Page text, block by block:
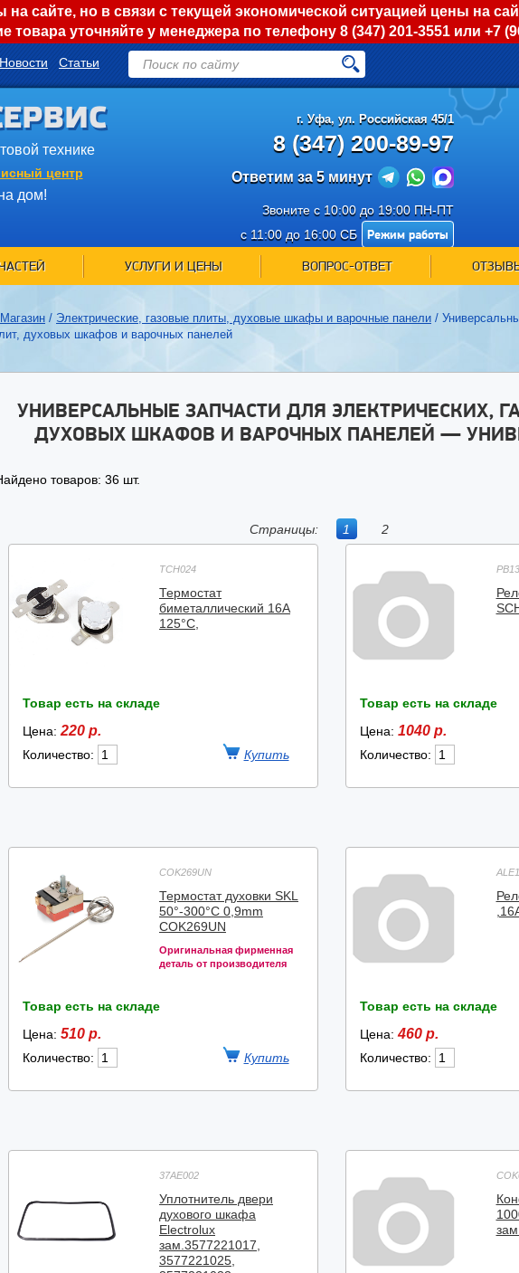
сайте, но в связи с текущей экономической ситуацией цены на
товара уточняйте у менеджера по телефону 8 (347) 201-3551или +7
Новости Статьи
технике
центр
дом!
г. Уфа, ул. Российская 45/1
8 (347) 200-89-97
Ответим за 5 минут
Звоните с 10:00 до 19:00 ПН-ПТ
с 11:00 до 16:00 СБ
Режим работы
УСЛУГИ И ЦЕНЫ ВОПРОС-ОТВЕТ
Магазин / Электрические, газовые плиты, духовые шкафы и варочные панели /
духовых шкафов и варочных панелей
УНИВЕРСАЛЬНЫЕ ЗАПЧАСТИ ДЛЯ ЭЛЕКТРИЧЕСКИХ,
ДУХОВЫХ ШКАФОВ И ВАРОЧНЫХ ПАНЕЛЕЙ —
товаров: 36 шт.
Страницы: 1 2
TCH024
Термостат
биметаллический 16A
125°C,
Товар есть на складе
Цена: 220 р.
Количество:
Товар есть на складе
Цена: 1040 р.
Количество:
COK269UN
Термостат духовки SKL
50°-300°C 0,9mm
COK269UN
Оригинальная фирменная
деталь от производителя
Товар есть на складе
Цена: 510 р.
Количество:
Товар есть на складе
Цена:460 р.
Количество:
37AE002
Уплотнитель двери
духового шкафа
Electrolux
зам.3577221017,
3577221025,